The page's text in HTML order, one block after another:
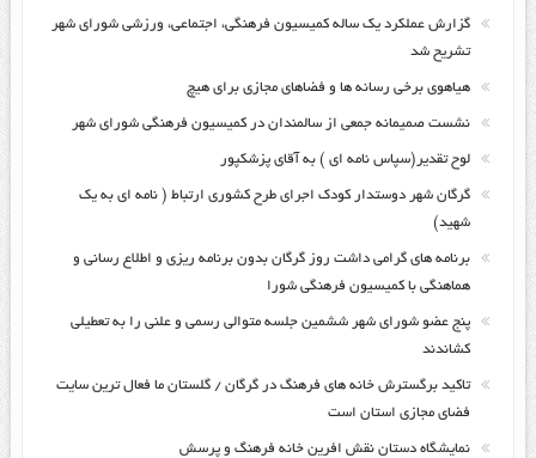
گزارش عملکرد یک ساله کمیسیون فرهنگی، اجتماعی، ورزشی شورای شهر
تشریح شد
هیاهوی برخی رسانه ها و فضاهای مجازی برای هیچ
نشست صمیمانه جمعی از سالمندان در کمیسیون فرهنگی شورای شهر
لوح تقدیر(سپاس نامه ای ) به آقای پزشکپور
گرگان شهر دوستدار کودک اجرای طرح کشوری ارتباط ( نامه ای به یک
شهید)
برنامه های گرامی داشت روز گرگان بدون برنامه ریزی و اطلاع رسانی و
هماهنگی با کمیسیون فرهنگی شورا
پنج عضو شورای شهر ششمین جلسه متوالی رسمی و علنی را به تعطیلی
کشاندند
تاکید برگسترش خانه های فرهنگ در گرگان / گلستان ما فعال ترین سایت
فضای مجازی استان است
نمایشگاه دستان نقش افرین خانه فرهنگ و پرسش